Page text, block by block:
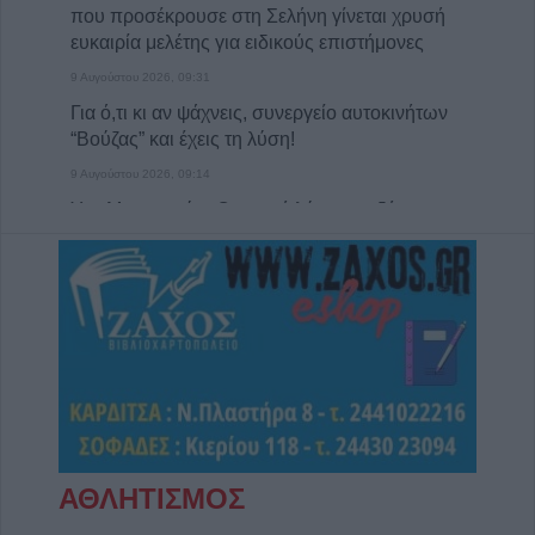
που προσέκρουσε στη Σελήνη γίνεται χρυσή
ευκαιρία μελέτης για ειδικούς επιστήμονες
9 Αυγούστου 2026, 09:31
Για ό,τι κι αν ψάχνεις, συνεργείο αυτοκινήτων
“Βούζας” και έχεις τη λύση!
9 Αυγούστου 2026, 09:14
Υπ. Μεταφορών: Οριστική λύση στο ζήτημα
των πινακίδων κυκλοφορίας - Ποιές αλλαγές
θα γίνουν
9 Αυγούστου 2026, 08:17
Την Κυριακή 9 Αυγούστου η κηδεία του
Υψηλός κίνδυνος πυρκαγιάς την Κυριακή
(9/8) σε μεγάλο τμήμα του ν. Καρδίτσας και
ΑΘΛΗΤΙΣΜΟΣ